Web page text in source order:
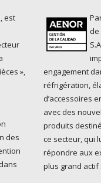
est
»,
des
engagement
réfrigération,
d’accessoires
avec des
produits
ce secteur, qui
répondre aux
plus grand actif